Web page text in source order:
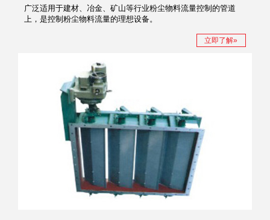
广泛适用于建材、冶金、矿山等行业粉尘物料流量控制的管道
上，是控制粉尘物料流量的理想设备。
立即了解»